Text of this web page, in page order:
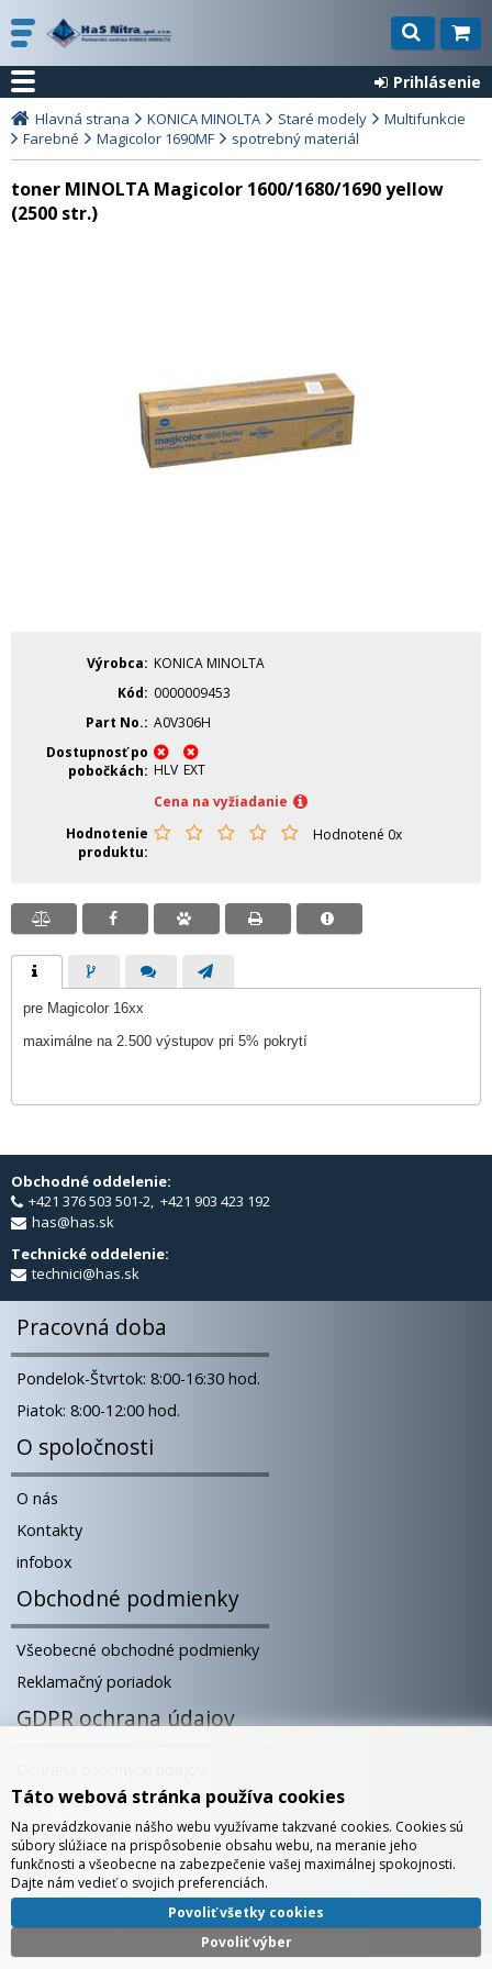
Prihlásenie
Hlavná strana KONICA MINOLTA Staré modely
Multifunkcie
Farebné
Magicolor 1690MF spotrebný materiál
toner MINOLTA Magicolor 1600/1680/1690 yellow
(2500 str.)
Výrobca
KONICA MINOLTA
Kód
0000009453
Part No. A0V306H
Dostupnosť po
pobočkách
HLV EXT
Cena na vyžiadanie
Hodnotenie
produktu
Hodnotené 0x
pre Magicolor 16xx
maximálne na 2.500 výstupov pri 5% pokrytí
Obchodné oddelenie:
+421 376 503 501-2, +421 903 423 192
has@has.sk
Technické oddelenie:
technici@has.sk
Pracovná doba
Pondelok-Štvrtok: 8:00-16:30 hod.
Piatok: 8:00-12:00 hod.
O spoločnosti
O nás
Kontakty
infobox
Obchodné podmienky
Všeobecné obchodné podmienky
Reklamačný poriadok
GDPR ochrana údajov
Súbory cookies
Správa cookies
Blog
Európsky showroom v Bratislave
Táto webová stránka používa cookies
Na prevádzkovanie nášho webu využívame takzvané cookies. Cookies sú
súbory slúžiace na prispôsobenie obsahu webu, na meranie jeho
funkčnosti a všeobecne na zabezpečenie vašej maximálnej spokojnosti.
Dajte nám vedieť o svojich preferenciách.
Povoliť výber
Povoliť všetky cookies